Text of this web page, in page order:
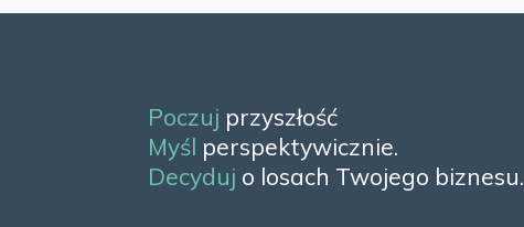
Poczuj przyszłość
Myśl perspektywicznie.
Decyduj o losach Twojego biznesu.